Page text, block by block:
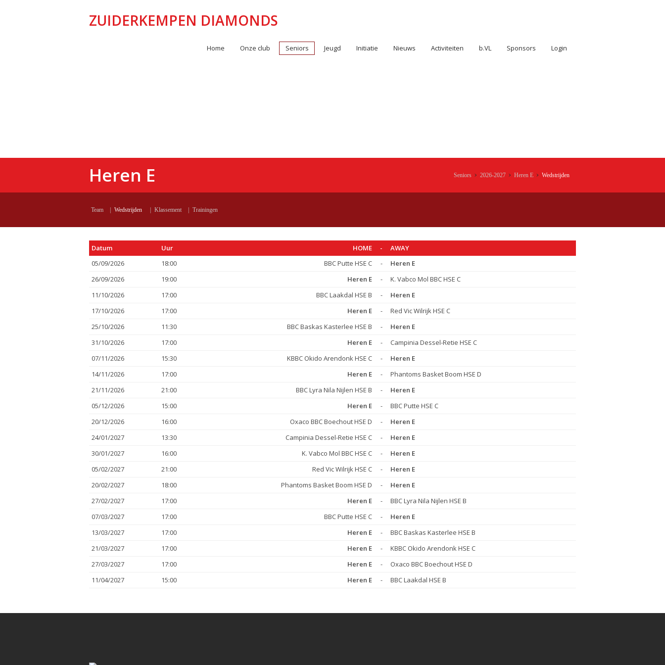
ZUIDERKEMPEN DIAMONDS
Home Onze club Seniors Jeugd Initiatie Nieuws Activiteiten b.VL Sponsors Login
Heren E Seniors 2026-2027 Heren E Wedstrijden
Team Wedstrijden Klassement Trainingen
Datum Uur HOME -
AWAY
05/09/2026
18:00 BBC Putte HSE C -
Heren E
26/09/2026
19:00 Heren E -
K. Vabco Mol BBC HSE C
11/10/2026
17:00 BBC Laakdal HSE B -
Heren E
17/10/2026
17:00 Heren E -
Red Vic Wilrijk HSE C
25/10/2026
11:30 BBC Baskas Kasterlee HSE B -
Heren E
31/10/2026
17:00 Heren E -
Campinia Dessel-Retie HSE C
07/11/2026
15:30 KBBC Okido Arendonk HSE C -
Heren E
14/11/2026
17:00 Heren E -
Phantoms Basket Boom HSE D
21/11/2026
21:00 BBC Lyra Nila Nijlen HSE B -
Heren E
05/12/2026
15:00 Heren E -
BBC Putte HSE C
20/12/2026
16:00 Oxaco BBC Boechout HSE D -
Heren E
24/01/2027
13:30 Campinia Dessel-Retie HSE C -
Heren E
30/01/2027
16:00 K. Vabco Mol BBC HSE C -
Heren E
05/02/2027
21:00 Red Vic Wilrijk HSE C -
Heren E
20/02/2027
18:00 Phantoms Basket Boom HSE D -
Heren E
27/02/2027
17:00 Heren E -
BBC Lyra Nila Nijlen HSE B
07/03/2027
17:00 BBC Putte HSE C -
Heren E
13/03/2027
17:00 Heren E -
BBC Baskas Kasterlee HSE B
21/03/2027
17:00 Heren E -
KBBC Okido Arendonk HSE C
27/03/2027
17:00 Heren E -
Oxaco BBC Boechout HSE D
11/04/2027
15:00 Heren E - BBC Laakdal HSE B